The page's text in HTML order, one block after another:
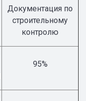
Документация по
строительному
контролю
95%